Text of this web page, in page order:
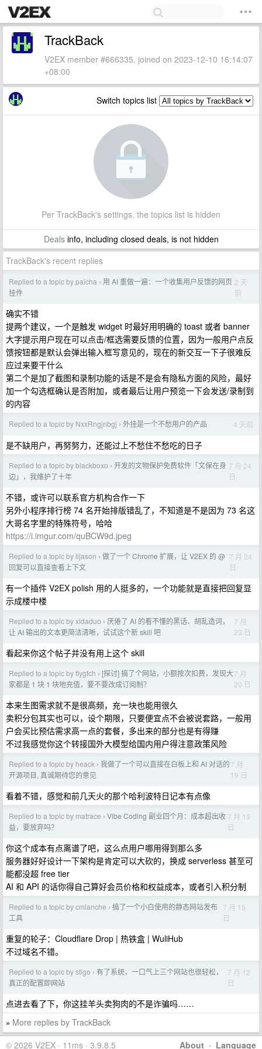
TrackBack
V2EX member #666335, joined on 2023-12-10 16:14:07
+08:00
Switch topics list
Per TrackBack's settings, the topics list is hidden
Dealsinfo, including closed deals, is not hidden
TrackBack's recent replies
Replied to a topic by paicha › 用 AI 重做一遍：一个收集用户反馈的网页
挂件
2 天
前
确实不错
提两个建议，一个是触发 widget 时最好用明确的 toast 或者 banner
大字提示用户现在可以点击/框选需要反馈的位置，因为一般用户点反
馈按钮都是默认会弹出输入框写意见的，现在的新交互一下子很难反
应过来要干什么
第二个是加了截图和录制功能的话是不是会有隐私方面的风险，最好
加一个勾选框确认是否附加，或者最后让用户预览一下会发送/录制到
的内容
Replied to a topic by NxxRngjnbgj › 外挂是一个不愁用户的产品 4 天前
是不缺用户，再努努力，还能过上不愁住不愁吃的日子
Replied to a topic by blackboxo › 开发的文物保护免费软件「文保在身
边」，我维护了十年
7 月 24
日
不错，或许可以联系官方机构合作一下
另外小程序排行榜 74 名开始排版错乱了，不知道是不是因为 73 名这
大哥名字里的特殊符号，哈哈
https://i.imgur.com/quBCW9d.jpeg
Replied to a topic by lijason › 做了一个 Chrome 扩展，让 V2EX 的 @
回复可以直接查看上下文
7 月 24
日
有一个插件 V2EX polish 用的人挺多的，一个功能就是直接把回复显
示成楼中楼
Replied to a topic by xidaduo › 厌倦了 AI 的看不懂的黑话、胡乱造词，
让 AI 输出的文本更简洁清晰，试试这个新 skill 吧
7 月
23 日
看起来你这个帖子并没有用上这个 skill
Replied to a topic by flygfch › [探讨] 搞了个网站，小额按次扣费，发现大
家都是 1 块 1 块地充值，要不要改成订阅制？
7 月
20 日
本来生图需求就不是很高频，充一块也能用很久
卖积分包其实也可以，设个期限，只要便宜点不会被说套路，一般用
户会买比预估需求高一点的套餐，多出来的部分也是有得赚
不过我感觉你这个转接国外大模型给国内用户得注意政策风险
Replied to a topic by heack › 我做了一个可以直接在白板上和 AI 对话的
开源项目, 真诚期待您的意见
7 月
19 日
看着不错，感觉和前几天火的那个哈利波特日记本有点像
Replied to a topic by matrace › Vibe Coding 副业四个月：成本超出收
益，要放弃吗？
7 月 19
日
你这个成本有点离谱了吧，这么点用户哪用得到那么多
服务器好好设计一下架构是肯定可以大砍的，换成 serverless 甚至可
能都没超 free tier
AI 和 API 的话你得自己算好会员价格和权益成本，或者引入积分制
Replied to a topic by cmlanche › 搞了一个小白使用的静态网站发布
工具
7 月 19
日
重复的轮子：Cloudflare Drop | 热铁盒 | WuliHub
不过域名不错。
Replied to a topic by stigo › 有了系统，一口气上三个网站也很轻松，
真正的配置即网站
7 月 12
日
点进去看了下，你这挂羊头卖狗肉的不是诈骗吗……
» More replies by TrackBack
About · Language
© 2026 V2EX · 11ms · 3.9.8.5